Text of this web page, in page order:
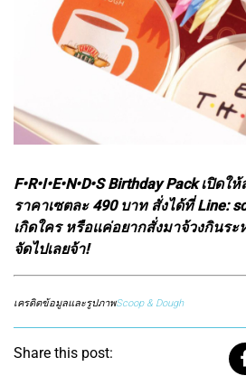
F•R•I•E•N•D•S Birthday Pack เปิด
ราคาเซตละ 490 บาท สั่งได้ที่ Line:
เกิดใคร หรือแค่อยากสั่งมาจ้วงกินระ
จัดไปเลยจ้า!
เครดิตข้อมูลและรูปภาพScoop & Dough
Share this post: